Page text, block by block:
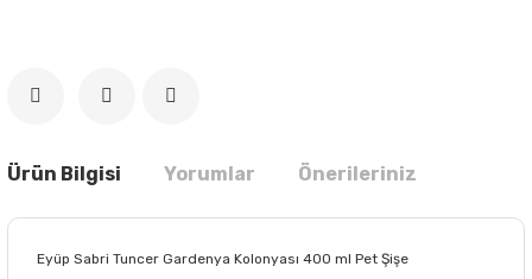
Ürün Bilgisi Yorumlar Önerileriniz
Eyüp Sabri Tuncer Gardenya Kolonyası 400 ml Pet Şişe